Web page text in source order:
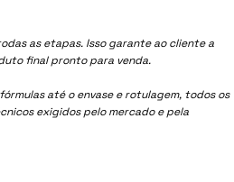
as etapas. Isso garante ao cliente a
final pronto para venda.
até o envase e rotulagem, todos os
exigidos pelo mercado e pela